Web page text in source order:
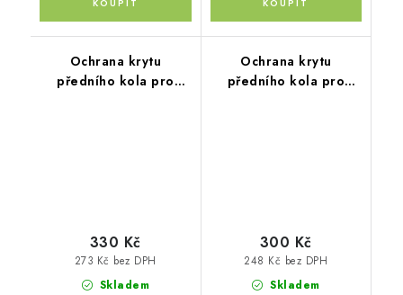
Ochrana krytu
předního kola pro
Skladem
273 Kč bez DPH
330 Kč
Ochrana krytu
předního kola pro
Skladem
248 Kč bez DPH
300 Kč